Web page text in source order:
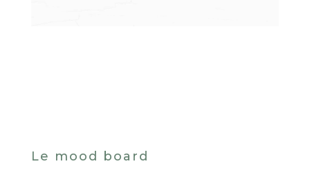
Le mood board